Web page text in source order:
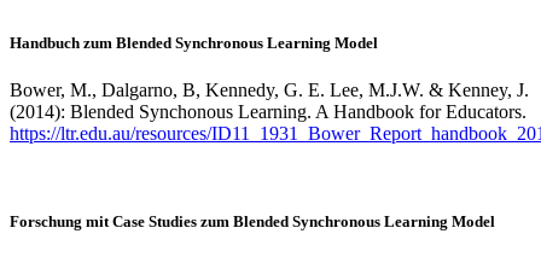
Handbuch zum Blended Synchronous Learning Model
Bower, M., Dalgarno, B, Kennedy, G. E. Lee, M.J.W. & Kenney, J.
(2014): Blended Synchonous Learning. A Handbook for Educators.
https://ltr.edu.au/resources/
Forschung mit Case Studies zum Blended Synchronous Learning Model